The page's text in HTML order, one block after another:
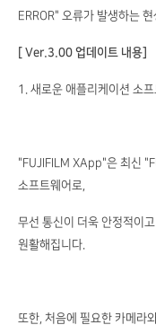
ERROR" 오류가 발생하는
[ Ver.3.00 업데이트 내용]
1. 새로운 애플리케이션 소
"FUJIFILM XApp"은 최신
소프트웨어로,
무선 통신이 더욱 안정적이
원활해집니다.
또한, 처음에 필요한 카메라